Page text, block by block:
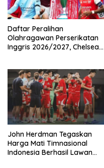
Daftar Peralihan
Olahragawan Perserikatan
Inggris 2026/2027, Chelsea
John Herdman Tegaskan
Harga Mati Timnasional
Indonesia Berhasil Lawan